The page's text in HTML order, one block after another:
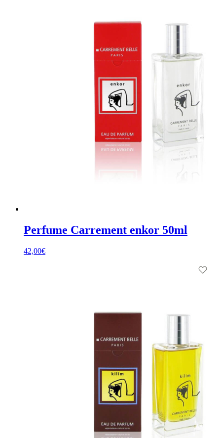
Perfume Carrement enkor 50ml
42,00€